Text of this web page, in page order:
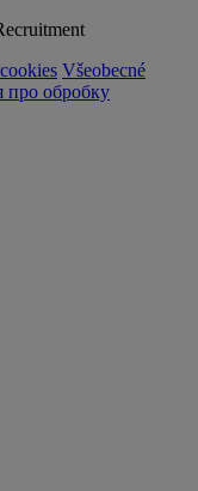
Všeobecné
про обробку